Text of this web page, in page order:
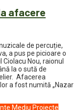
afacere
de percuție,
a pus pe picioare o
Nou, raionul
la o sută de
Afacerea
a fost numită „Nazar
Mediu Proiecte